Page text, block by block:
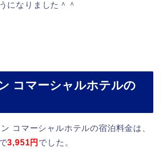
になりました＾＾
コマーシャルホテルの
コマーシャルホテルの宿泊料金は、
3,951円 でした。